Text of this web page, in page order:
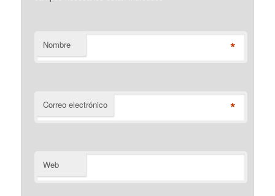
Nombre *
Correo electrónico *
Web